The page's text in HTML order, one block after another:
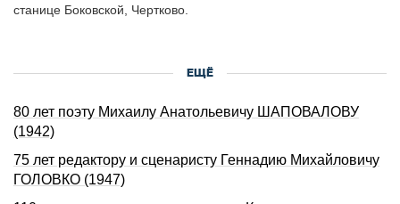
станице Боковской, Чертково.
ЕЩЁ
80 лет поэту Михаилу Анатольевичу ШАПОВАЛОВУ
(1942)
75 лет редактору и сценаристу Геннадию Михайловичу
ГОЛОВКО (1947)